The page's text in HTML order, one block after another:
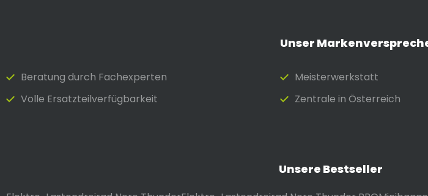
Unser
Beratung durch Fach­experten Meister­werkstatt
Volle Ersatzteilverfügbarkeit
Zentrale in Österreich
Unsere Bestseller